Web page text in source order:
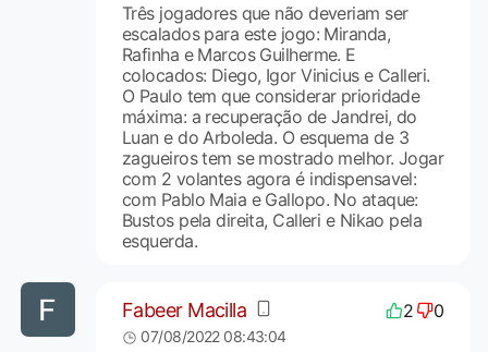
Três jogadores que não deveriam ser
escalados para este jogo: Miranda,
Rafinha e Marcos Guilherme. E
colocados: Diego, Igor Vinicius e Calleri.
O Paulo tem que considerar prioridade
máxima: a recuperação de Jandrei, do
Luan e do Arboleda. O esquema de 3
zagueiros tem se mostrado melhor. Jogar
com 2 volantes agora é indispensavel:
com Pablo Maia e Gallopo. No ataque:
Bustos pela direita, Calleri e Nikao pela
esquerda.
Fabeer Macilla 2 0
07/08/2022 08:43:04